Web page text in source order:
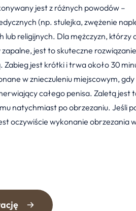
jest z różnych powodów –
(np. stulejka, zwężenie
lub religijnych. Dla mężczyzn, którzy
jest to skuteczne rozwiązanie
Zabieg jest krótki i trwa około 30
w znieczuleniu miejscowym, gdy
całego penisa. Zaletą jest
natychmiast po obrzezaniu. Jeśli
oczywiście wykonanie obrzezania